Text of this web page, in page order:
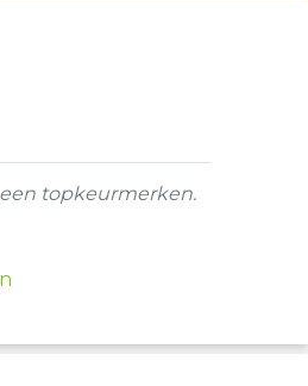
topkeurmerken.